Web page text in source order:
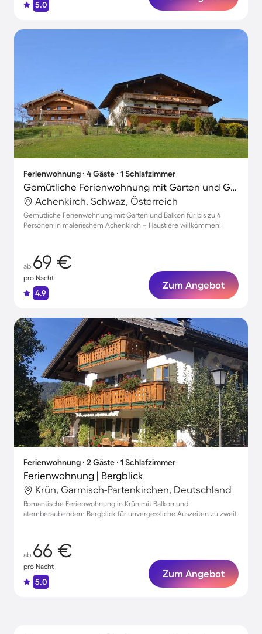
5.0
Ferienwohnung ∙ 4 Gäste ∙ 1 Schlafzimmer
Gemütliche Ferienwohnung mit Garten und Grill | Haustiere sind willkommen
Achenkirch, Schwaz, Österreich
Gemütliche Ferienwohnung mit Garten und Balkon für bis zu 4
Personen in malerischem Achenkirch – Haustiere willkommen!
ab 69 €
pro Nacht
4.9
Zum Angebot
Ferienwohnung ∙ 2 Gäste ∙ 1 Schlafzimmer
Ferienwohnung | Bergblick
Krün, Garmisch-Partenkirchen, Deutschland
Romantische Ferienwohnung in Krün mit Balkon und
atemberaubendem Bergblick für unvergessliche Auszeiten zu zweit
ab 66 €
pro Nacht
5.0
Zum Angebot